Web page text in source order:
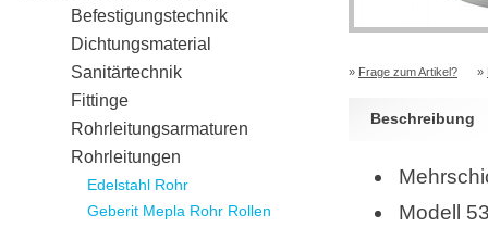
» Frage zum Artikel? »
Beschreibung
Modell
Befestigungstechnik
Dichtungsmaterial
Sanitärtechnik
Fittinge
Rohrleitungsarmaturen
Rohrleitungen
Edelstahl Rohr
Geberit Mepla Rohr Rollen